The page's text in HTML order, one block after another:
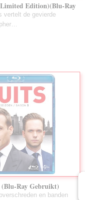
Edition)(Blu-Ray
vertelt de gevierde
(Blu-Ray Gebruikt)
en banden